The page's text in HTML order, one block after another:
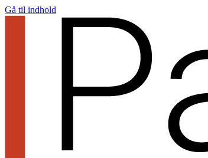
Gå til indhold